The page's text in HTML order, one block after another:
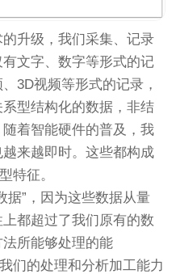
升级，我们采集、记录
文字、数字等形式的记
3D视频等形式的记录，
型结构化的数据，非结
着智能硬件的普及，我
来越即时。这些都构成
特征。
据”，因为这些数据从量
都超过了我们原有的数
所能够处理的能
们的处理和分析加工能力